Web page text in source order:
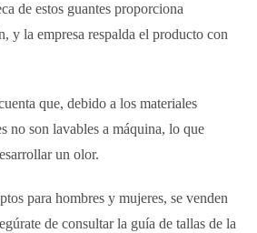
de estos guantes proporciona
y la empresa respalda el producto con
que, debido a los materiales
no son lavables a máquina, lo que
un olor.
para hombres y mujeres, se venden
de consultar la guía de tallas de la